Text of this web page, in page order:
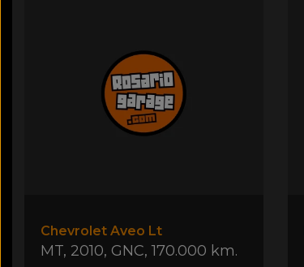
Chevrolet Aveo Lt
MT, 2010, GNC, 170.000 km.